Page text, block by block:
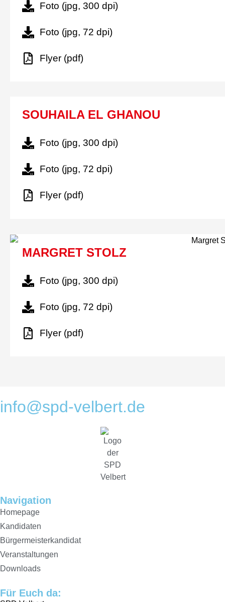
Foto (jpg, 300 dpi)
Foto (jpg, 72 dpi)
Flyer (pdf)
SOUHAILA EL GHANOU
Foto (jpg, 300 dpi)
Foto (jpg, 72 dpi)
Flyer (pdf)
MARGRET STOLZ
Foto (jpg, 300 dpi)
Foto (jpg, 72 dpi)
Flyer (pdf)
info@spd-velbert.de
Navigation
Homepage
Kandidaten
Bürgermeisterkandidat
Veranstaltungen
Downloads
Für Euch da: